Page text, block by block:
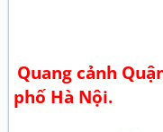
Quang cảnh
phố Hà Nội.